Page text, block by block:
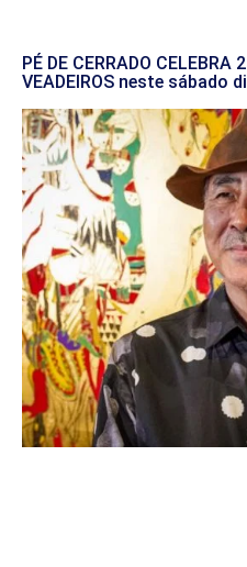
PÉ DE CERRADO CELEBRA
VEADEIROS neste sábado